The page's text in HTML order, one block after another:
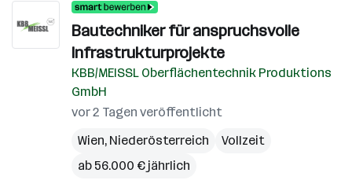
Bautechniker für anspruchsvolle
Infrastrukturprojekte
KBB/MEISSL Oberflächentechnik Produktions
GmbH
vor 2 Tagen veröffentlicht
Wien, Niederösterreich
Vollzeit
ab 56.000 € jährlich